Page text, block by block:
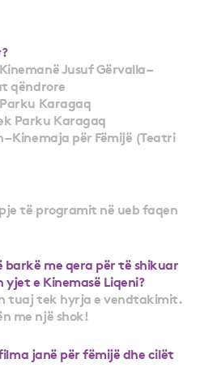
Jusuf Gërvalla –
qëndrore
Karagaq
Parku Karagaq
Kinemaja për Fëmijë (Teatri
të programit në ueb faqen
barkë me qera për të shikuar
e Kinemasë Liqeni?
tuaj tek hyrja e vendtakimit.
me një shok!
janë për fëmijë dhe cilët